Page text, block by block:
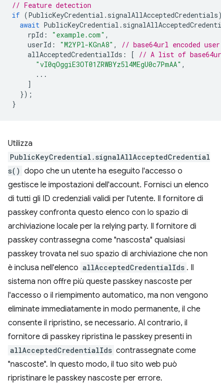
// Feature detection
if (PublicKeyCredential . signalAllAcceptedCredentials
await PublicKeyCredential .
rpId : "example.com" ,
userId : "M2YPl-KGnA8" ,
// base64url encoded
allAcceptedCredentialIds : [
// A list of
"vI0qOggiE3OT01ZRWBYz5l4MEgU0c7PmAA" ,
...
]
});
}
Utilizza
PublicKeyCredential.signalAllAcceptedCredential
s() dopo che un utente ha eseguito l'accesso o
gestisce le impostazioni dell'account. Fornisci un elenco
di tutti gli ID credenziali validi per l'utente. Il fornitore di
passkey confronta questo elenco con lo spazio di
archiviazione locale per la relying party. Il fornitore di
passkey contrassegna come "nascosta" qualsiasi
passkey trovata nel suo spazio di archiviazione che non
è inclusa nell'elenco allAcceptedCredentialIds . Il
sistema non offre più queste passkey nascoste per
l'accesso o il riempimento automatico, ma non vengono
eliminate immediatamente in modo permanente, il che
consente il ripristino, se necessario. Al contrario, il
fornitore di passkey ripristina le passkey presenti in
allAcceptedCredentialIds contrassegnate come
"nascoste". In questo modo, il tuo sito web può
ripristinare le passkey nascoste per errore.